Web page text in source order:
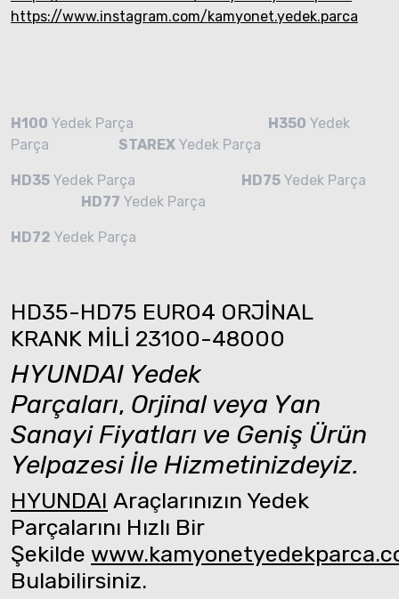
https://www.instagram.com/kamyonet.yedek.parca
H100 Yedek Parça H350 Yedek
Parça STAREX Yedek Parça
HD35 Yedek Parça HD75 Yedek Parça
HD77 Yedek Parça
HD72 Yedek Parça
HD35-HD75 EURO4 ORJİNAL
KRANK MİLİ 23100-48000
HYUNDAI Yedek
Parçaları, Orjinal veya Yan
Sanayi Fiyatları ve Geniş Ürün
Yelpazesi İle Hizmetinizdeyiz.
HYUNDAI Araçlarınızın Yedek
Parçalarını Hızlı Bir
Şekilde
Bulabilirsiniz.